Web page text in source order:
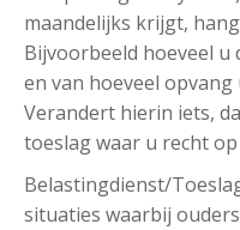
maandelijks krijgt,
Bijvoorbeeld hoeveel u
en van hoeveel
Verandert hierin iets,
toeslag waar u recht
Belastingdienst/
situaties waarbij